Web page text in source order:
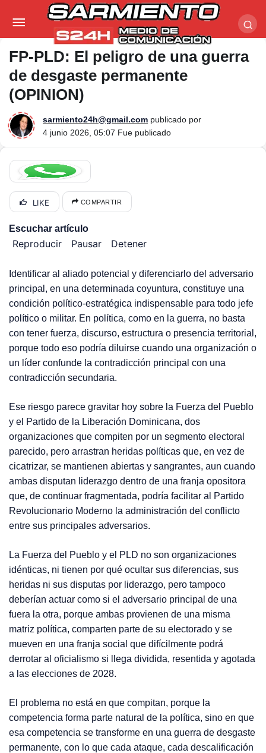
FP-PLD: El peligro de una guerra
de desgaste permanente
(OPINION)
sarmiento24h@gmail.com publicado por
4 junio 2026, 05:07 Fue publicado
LIKE COMPARTIR
Escuchar artículo
Reproducir Pausar Detener
Identificar al aliado potencial y diferenciarlo del adversario
principal, en una determinada coyuntura, constituye una
condición político-estratégica indispensable para todo jefe
político o militar. En política, como en la guerra, no basta
con tener fuerza, discurso, estructura o presencia territorial,
porque todo eso podría diluirse cuando una organización o
un líder confunde la contradicción principal con una
contradicción secundaria.
Ese riesgo parece gravitar hoy sobre la Fuerza del Pueblo
y el Partido de la Liberación Dominicana, dos
organizaciones que compiten por un segmento electoral
parecido, pero arrastran heridas políticas que, en vez de
cicatrizar, se mantienen abiertas y sangrantes, aun cuando
ambas disputan liderazgo dentro de una franja opositora
que, de continuar fragmentada, podría facilitar al Partido
Revolucionario Moderno la administración del conflicto
entre sus principales adversarios.
La Fuerza del Pueblo y el PLD no son organizaciones
idénticas, ni tienen por qué ocultar sus diferencias, sus
heridas ni sus disputas por liderazgo, pero tampoco
deberían actuar como si el adversario principal de una
fuera la otra, porque ambas provienen de una misma
matriz política, comparten parte de su electorado y se
mueven en una franja social que difícilmente podrá
derrotar al oficialismo si llega dividida, resentida y agotada
a las elecciones de 2028.
El problema no está en que compitan, porque la
competencia forma parte natural de la política, sino en que
esa competencia se transforme en una guerra de desgaste
permanente, con lo que cada ataque, cada descalificación
FP-PLD: El peligro de una guerra de desgaste
permanente (OPINION)